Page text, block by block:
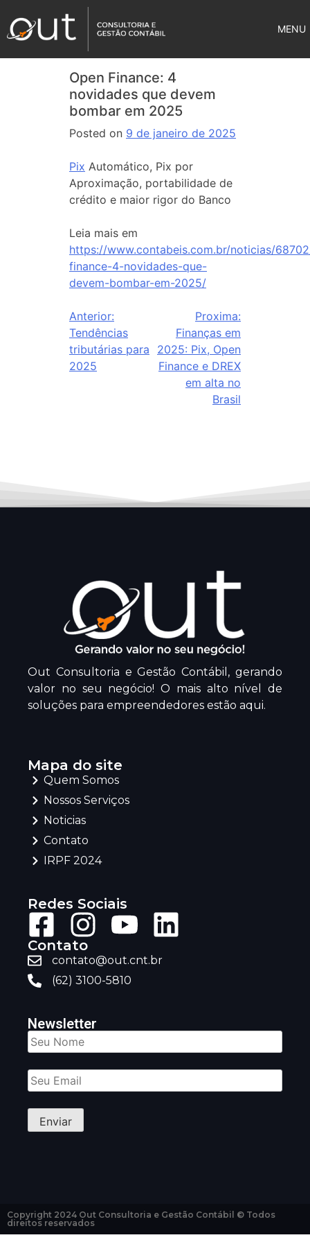
MENU
Open Finance: 4
novidades que devem
bombar em 2025
Posted on 9 de janeiro de 2025
Pix Automático, Pix por
Aproximação, portabilidade de
crédito e maior rigor do Banco
Leia mais em
https://www.contabeis.com.br/noticias/
finance-4-novidades-que-
devem-bombar-em-2025/
Anterior:
Tendências
tributárias para
2025
Proxima:
Finanças em
2025: Pix, Open
Finance e DREX
em alta no
Brasil
Out Consultoria e Gestão Contábil, gerando
valor no seu negócio! O mais alto nível de
soluções para empreendedores estão aqui.
Mapa do site
Quem Somos
Nossos Serviços
Noticias
Contato
IRPF 2024
Redes Sociais
Contato
contato@out.cnt.br
(62) 3100-5810
Newsletter
Copyright 2024 Out Consultoria e Gestão Contábil © Todos
direitos reservados